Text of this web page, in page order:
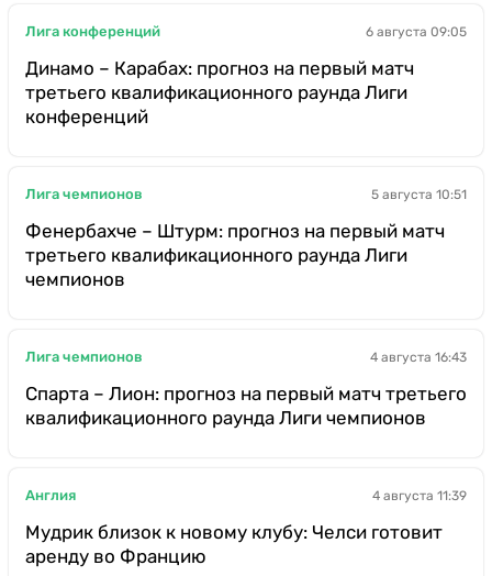
Лига конференций 6 августа 09:05
Динамо – Карабах: прогноз на первый матч
третьего квалификационного раунда Лиги
конференций
Лига чемпионов 5 августа 10:51
Фенербахче – Штурм: прогноз на первый матч
третьего квалификационного раунда Лиги
чемпионов
Лига чемпионов 4 августа 16:43
Спарта – Лион: прогноз на первый матч третьего
квалификационного раунда Лиги чемпионов
Англия 4 августа 11:39
Мудрик близок к новому клубу: Челси готовит
аренду во Францию